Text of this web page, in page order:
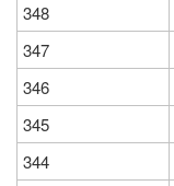
348
347
346
345
344